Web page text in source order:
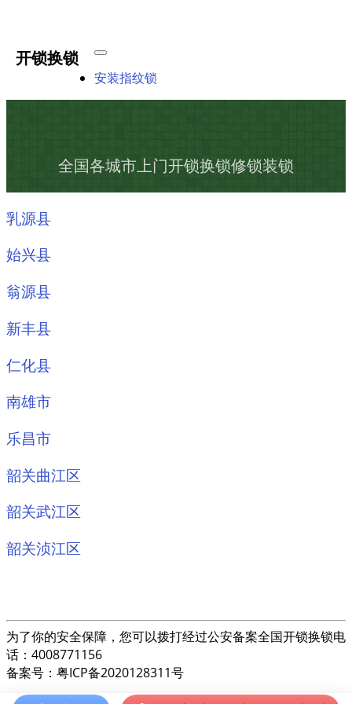
开锁换锁
安装指纹锁
全国各城市上门开锁换锁修锁装锁
乳源县
始兴县
翁源县
新丰县
仁化县
南雄市
乐昌市
韶关曲江区
韶关武江区
韶关浈江区
为了你的安全保障，您可以拨打经过公安备案全国开锁换锁电
话：4008771156
备案号：粤ICP备2020128311号